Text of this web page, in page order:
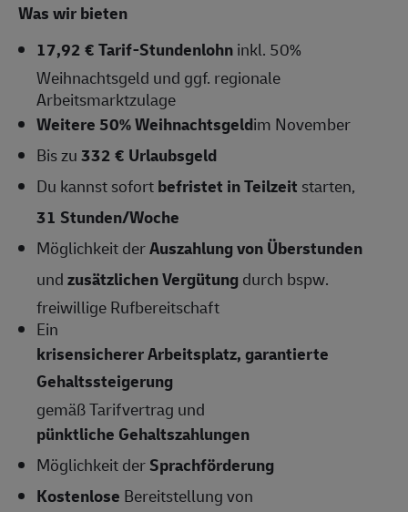
Was wir bieten
17,92 € Tarif-Stundenlohninkl. 50%
Weihnachtsgeld und ggf. regionale
Arbeitsmarktzulage
Weitere 50% Weihnachtsgeldim November
Bis zu332 € Urlaubsgeld
Du kannst sofortbefristet in Teilzeit starten,
31 Stunden/Woche
Möglichkeit derAuszahlung von Überstunden
undzusätzlichen Vergütungdurch bspw.
freiwillige Rufbereitschaft
Ein
krisensicherer Arbeitsplatz, garantierte
Gehaltssteigerung
gemäß Tarifvertrag und
pünktliche Gehaltszahlungen
Möglichkeit derSprachförderung
Kostenlose Bereitstellung von